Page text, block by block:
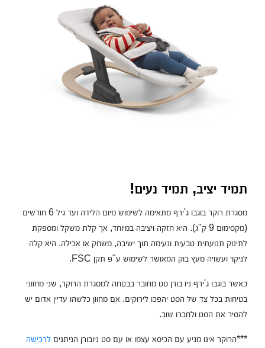
תמיד יציב, תמיד נעים!
מסגרת רוקר בוגבו ג'ירף מתאימה לשימוש מיום הלידה ועד גיל 6 חודשים
(מקסימום 9 ק"ג). היא חזקה ויציבה במיוחד, אך קלת משקל ומספקת
לתינוק תנועתית טבעית ונעימה תוך ישיבה, משחק או אכילה. היא קלה
לניקוי ועשויה מעץ בוק המאושר לשימוש ע"פ תקן FSC.
כאשר בוגבו ג'ירף ניו בורן סט מחובר בבטחה למסגרת הרוקר, שני מחווני
בטיחות בכל צד של הסט יהפכו לירוקים. אם מחוון כלשהו עדיין אדום יש
להסיר את הסט ולחברו שוב.
***הרוקר אינו מגיע עם הכיסא עצמו או עם סט ניובורן הניתנים לרכישה